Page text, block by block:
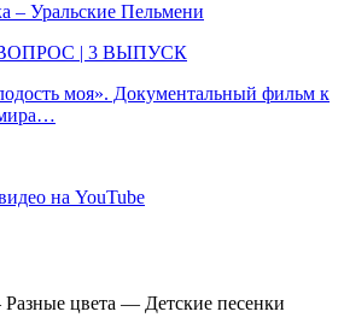
– Уральские Пельмени
| 3 ВЫПУСК
моя». Документальный фильм к
цвета — Детские песенки